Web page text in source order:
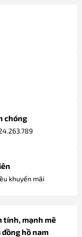
chóng
khuyến mãi
tính, mạnh mẽ
hồ nam